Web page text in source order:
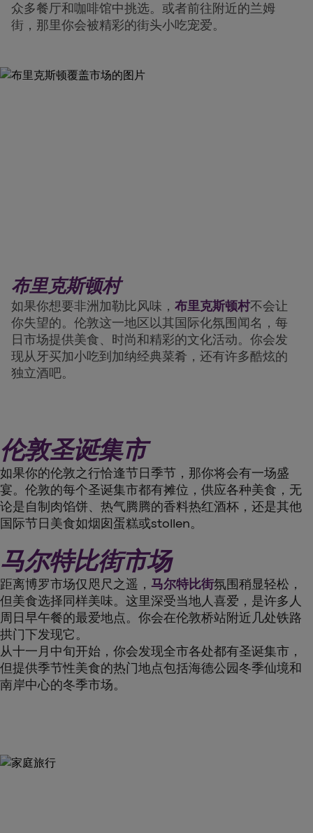
众多餐厅和咖啡馆中挑选。或者前往附近的兰姆
街，那里你会被精彩的街头小吃宠爱。
布里克斯顿村
如果你想要非洲加勒比风味， 布里克斯顿村不会让
你失望的。伦敦这一地区以其国际化氛围闻名，每
日市场提供美食、时尚和精彩的文化活动。你会发
现从牙买加小吃到加纳经典菜肴，还有许多酷炫的
独立酒吧。
伦敦圣诞集市
如果你的伦敦之行恰逢节日季节，那你将会有一场盛
宴。伦敦的每个圣诞集市都有摊位，供应各种美食，无
论是自制肉馅饼、热气腾腾的香料热红酒杯，还是其他
国际节日美食如烟囱蛋糕或stollen。
马尔特比街市场
距离博罗市场仅咫尺之遥， 马尔特比街氛围稍显轻松，
但美食选择同样美味。这里深受当地人喜爱，是许多人
周日早午餐的最爱地点。你会在伦敦桥站附近几处铁路
拱门下发现它。
从十一月中旬开始，你会发现全市各处都有圣诞集市，
但提供季节性美食的热门地点包括海德公园冬季仙境和
南岸中心的冬季市场。